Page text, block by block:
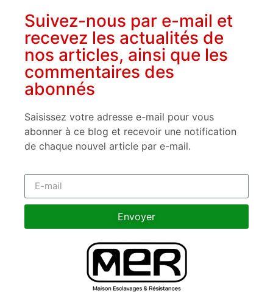
Suivez-nous par e-mail et
recevez les actualités de
nos articles, ainsi que les
commentaires des
abonnés
Saisissez votre adresse e-mail pour vous
abonner à ce blog et recevoir une notification
de chaque nouvel article par e-mail.
Envoyer